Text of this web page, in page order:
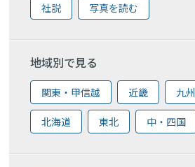
社説 写真を読む
地域別で見る
関東・甲信越 近畿 九州
北海道 東北 中・四国